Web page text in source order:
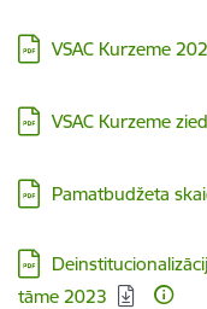
Lejupielādēt:
VSAC Kurzeme
Lejupielādēt:
VSAC Kurzeme
Lejupielādēt:
Pamatbudžeta
Lejupielādēt:
tāme 2023